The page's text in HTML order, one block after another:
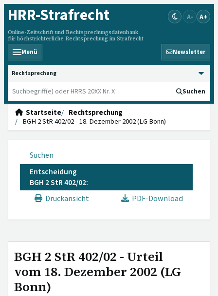
HRR-Strafrecht
Online-Zeitschrift und Rechtsprechungsdatenbank
für höchstrichterliche Rechtsprechung im Strafrecht
A- A+
Menü Newsletter
HRRS durchsuchen
Suchen
Startseite
Rechtsprechung
BGH 2 StR 402/02 - 18. Dezember 2002 (LG Bonn)
Suchen
Entscheidung
BGH 2 StR 402/02:
Druckansicht
PDF-Download
BGH 2 StR 402/02 - Urteil
vom 18. Dezember 2002 (LG
Bonn)